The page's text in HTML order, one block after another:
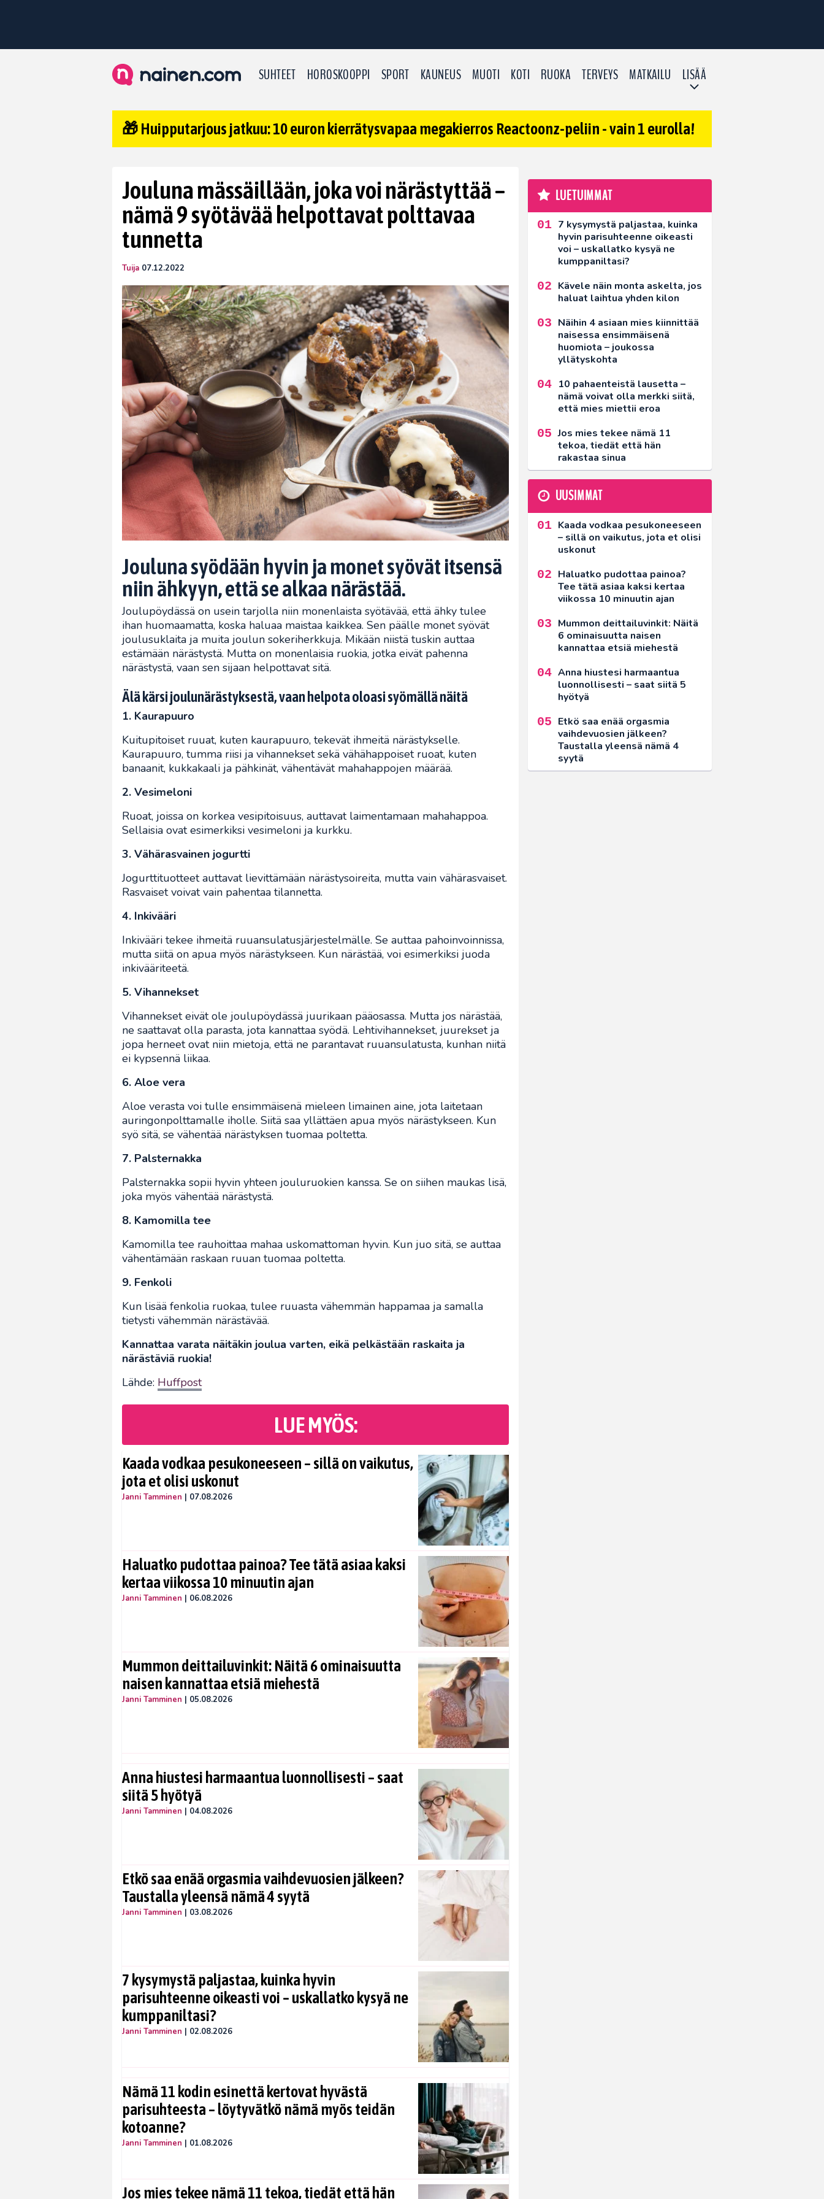
SUHTEET HOROSKOOPPI SPORT KAUNEUS MUOTI KOTI RUOKA TERVEYS MATKAILU LISÄÄ
🎁 Huipputarjous jatkuu: 10 euron kierrätysvapaa megakierros Reactoonz-peliin - vain 1 eurolla!
Jouluna mässäillään, joka voi närästyttää –
nämä 9 syötävää helpottavat polttavaa
tunnetta
Tuija 07.12.2022
Jouluna syödään hyvin ja monet syövät itsensä
niin ähkyyn, että se alkaa närästää.
Joulupöydässä on usein tarjolla niin monenlaista syötävää, että ähky tulee
ihan huomaamatta, koska haluaa maistaa kaikkea. Sen päälle monet syövät
joulusuklaita ja muita joulun sokeriherkkuja. Mikään niistä tuskin auttaa
estämään närästystä. Mutta on monenlaisia ruokia, jotka eivät pahenna
närästystä, vaan sen sijaan helpottavat sitä.
Älä kärsi joulunärästyksestä, vaan helpota oloasi syömällä näitä
1. Kaurapuuro
Kuitupitoiset ruuat, kuten kaurapuuro, tekevät ihmeitä närästykselle.
Kaurapuuro, tumma riisi ja vihannekset sekä vähähappoiset ruoat, kuten
banaanit, kukkakaali ja pähkinät, vähentävät mahahappojen määrää.
2. Vesimeloni
Ruoat, joissa on korkea vesipitoisuus, auttavat laimentamaan mahahappoa.
Sellaisia ovat esimerkiksi vesimeloni ja kurkku.
3. Vähärasvainen jogurtti
Jogurttituotteet auttavat lievittämään närästysoireita, mutta vain vähärasvaiset.
Rasvaiset voivat vain pahentaa tilannetta.
4. Inkivääri
Inkivääri tekee ihmeitä ruuansulatusjärjestelmälle. Se auttaa pahoinvoinnissa,
mutta siitä on apua myös närästykseen. Kun närästää, voi esimerkiksi juoda
inkivääriteetä.
5. Vihannekset
Vihannekset eivät ole joulupöydässä juurikaan pääosassa. Mutta jos närästää,
ne saattavat olla parasta, jota kannattaa syödä. Lehtivihannekset, juurekset ja
jopa herneet ovat niin mietoja, että ne parantavat ruuansulatusta, kunhan niitä
ei kypsennä liikaa.
6. Aloe vera
Aloe verasta voi tulle ensimmäisenä mieleen limainen aine, jota laitetaan
auringonpolttamalle iholle. Siitä saa yllättäen apua myös närästykseen. Kun
syö sitä, se vähentää närästyksen tuomaa poltetta.
7. Palsternakka
Palsternakka sopii hyvin yhteen jouluruokien kanssa. Se on siihen maukas lisä,
joka myös vähentää närästystä.
8. Kamomilla tee
Kamomilla tee rauhoittaa mahaa uskomattoman hyvin. Kun juo sitä, se auttaa
vähentämään raskaan ruuan tuomaa poltetta.
9. Fenkoli
Kun lisää fenkolia ruokaa, tulee ruuasta vähemmän happamaa ja samalla
tietysti vähemmän närästävää.
Kannattaa varata näitäkin joulua varten, eikä pelkästään raskaita ja
närästäviä ruokia!
Lähde: Huffpost
LUE MYÖS:
Kaada vodkaa pesukoneeseen – sillä on vaikutus,
jota et olisi uskonut
Janni Tamminen | 07.08.2026
Haluatko pudottaa painoa? Tee tätä asiaa kaksi
kertaa viikossa 10 minuutin ajan
Janni Tamminen | 06.08.2026
Mummon deittailuvinkit: Näitä 6 ominaisuutta
naisen kannattaa etsiä miehestä
Janni Tamminen | 05.08.2026
Anna hiustesi harmaantua luonnollisesti – saat
siitä 5 hyötyä
Janni Tamminen | 04.08.2026
Etkö saa enää orgasmia vaihdevuosien jälkeen?
Taustalla yleensä nämä 4 syytä
Janni Tamminen | 03.08.2026
7 kysymystä paljastaa, kuinka hyvin
parisuhteenne oikeasti voi – uskallatko kysyä ne
kumppaniltasi?
Janni Tamminen | 02.08.2026
Nämä 11 kodin esinettä kertovat hyvästä
parisuhteesta – löytyvätkö nämä myös teidän
kotoanne?
Janni Tamminen | 01.08.2026
Jos mies tekee nämä 11 tekoa, tiedät että hän
LUETUIMMAT
7 kysymystä paljastaa, kuinka
hyvin parisuhteenne oikeasti
voi – uskallatko kysyä ne
kumppaniltasi?
Kävele näin monta askelta, jos
haluat laihtua yhden kilon
Näihin 4 asiaan mies kiinnittää
naisessa ensimmäisenä
huomiota – joukossa
yllätyskohta
10 pahaenteistä lausetta –
nämä voivat olla merkki siitä,
että mies miettii eroa
Jos mies tekee nämä 11
tekoa, tiedät että hän
rakastaa sinua
UUSIMMAT
Kaada vodkaa pesukoneeseen
– sillä on vaikutus, jota et olisi
uskonut
Haluatko pudottaa painoa?
Tee tätä asiaa kaksi kertaa
viikossa 10 minuutin ajan
Mummon deittailuvinkit: Näitä
6 ominaisuutta naisen
kannattaa etsiä miehestä
Anna hiustesi harmaantua
luonnollisesti – saat siitä 5
hyötyä
Etkö saa enää orgasmia
vaihdevuosien jälkeen?
Taustalla yleensä nämä 4
syytä